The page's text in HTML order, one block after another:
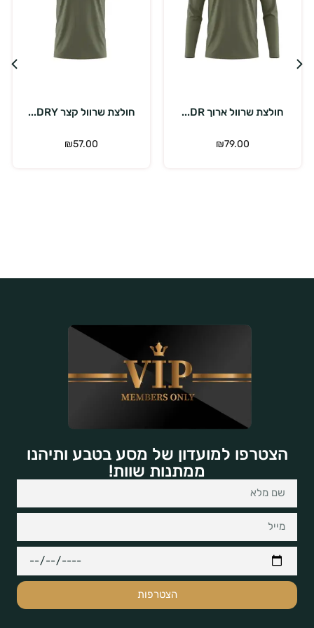
חולצת שרוול ארוך DR...
₪79.00
חולצת שרוול קצר DRY...
₪57.00
הצטרפו למועדון של מסע בטבע ותיהנו
ממתנות שוות!
הצטרפות